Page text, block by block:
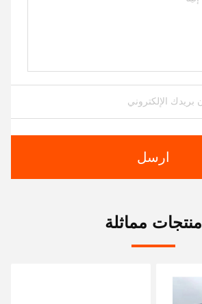
ارسل
منتجات مماثلة